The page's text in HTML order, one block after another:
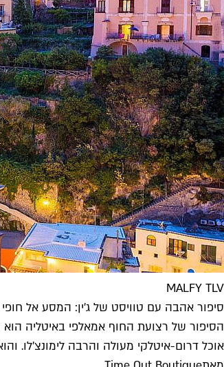
MALFY TLV
סיפור אהבה עם טוויסט של ג'ין: המסע אל
הסיפור של רצועת החוף אמאלפי באיטליה הוא
אוכל דרום-איטלקי מעולה והרבה לימונצ'לו.